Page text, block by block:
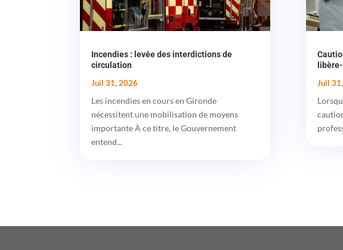
Incendies : levée des interdictions de
circulation
Juil 31, 2026
Les incendies en cours en Gironde
nécessitent une mobilisation de moyens
importante À ce titre, le Gouvernement
entend...
Juil